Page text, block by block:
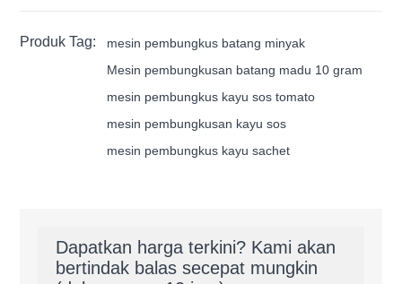
Produk Tag:
mesin pembungkus batang minyak
Mesin pembungkusan batang madu 10 gram
mesin pembungkus kayu sos tomato
mesin pembungkusan kayu sos
mesin pembungkus kayu sachet
Dapatkan harga terkini? Kami akan
bertindak balas secepat mungkin